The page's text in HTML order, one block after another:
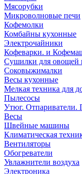
Мясорубки
Микроволновые печи
Кофемолки
Комбайны кухонные
Электрочайники
Кофеварки. и
Сушилки для овощей
Соковыжималки
Весы кухонные
Мелкая техника для
Пылесосы
Утюг. Отпариватели.
Весы
Швейные машины
Климатическая
Вентиляторы
Обогреватели
Увлажнители воздуха
Электроника